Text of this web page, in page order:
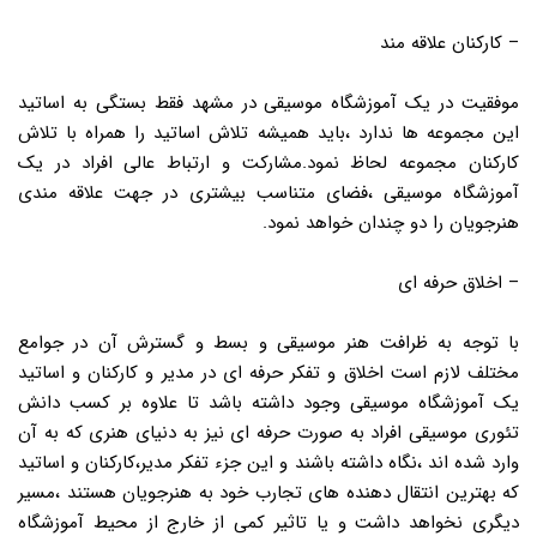
– کارکنان علاقه مند
موفقیت در یک آموزشگاه موسیقی در مشهد فقط بستگی به اساتید
این مجموعه ها ندارد ،باید همیشه تلاش اساتید را همراه با تلاش
کارکنان مجموعه لحاظ نمود.مشارکت و ارتباط عالی افراد در یک
آموزشگاه موسیقی ،فضای متناسب بیشتری در جهت علاقه مندی
هنرجویان را دو چندان خواهد نمود.
– اخلاق حرفه ای
با توجه به ظرافت هنر موسیقی و بسط و گسترش آن در جوامع
مختلف لازم است اخلاق و تفکر حرفه ای در مدیر و کارکنان و اساتید
یک آموزشگاه موسیقی وجود داشته باشد تا علاوه بر کسب دانش
تئوری موسیقی افراد به صورت حرفه ای نیز به دنیای هنری که به آن
وارد شده اند ،نگاه داشته باشند و این جزء تفکر مدیر،کارکنان و اساتید
که بهترین انتقال دهنده های تجارب خود به هنرجویان هستند ،مسیر
دیگری نخواهد داشت و یا تاثیر کمی از خارج از محیط آموزشگاه